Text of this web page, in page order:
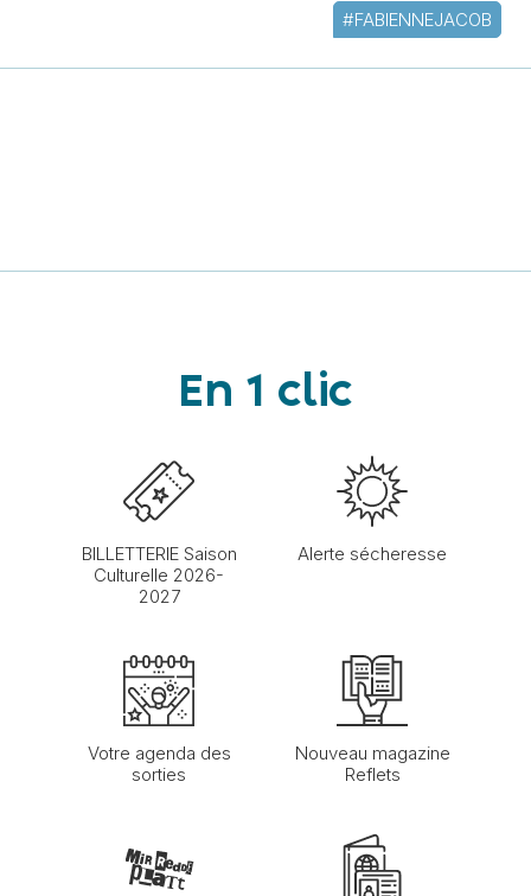
#FABIENNEJACOB
En 1 clic
BILLETTERIE Saison
Culturelle 2026-
2027
Alerte sécheresse
Votre agenda des
sorties
Nouveau magazine
Reflets